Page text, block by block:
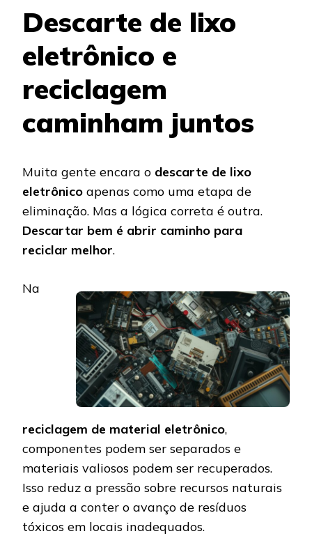
Descarte de lixo
eletrônico e
reciclagem
caminham juntos
Muita gente encara o descarte de lixo
eletrônico apenas como uma etapa de
eliminação. Mas a lógica correta é outra.
Descartar bem é abrir caminho para
reciclar melhor.
Na
reciclagem de material eletrônico,
componentes podem ser separados e
materiais valiosos podem ser recuperados.
Isso reduz a pressão sobre recursos naturais
e ajuda a conter o avanço de resíduos
tóxicos em locais inadequados.